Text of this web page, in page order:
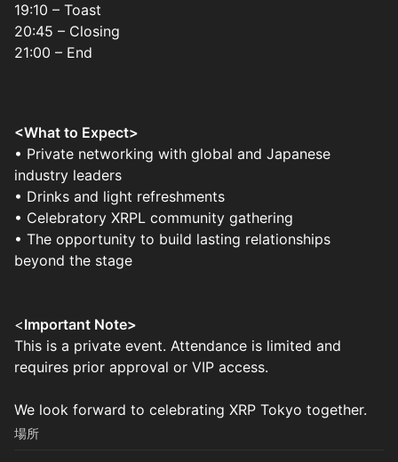
19:10 – Toast
20:45 – Closing
21:00 – End
<What to Expect>
• Private networking with global and Japanese
industry leaders
• Drinks and light refreshments
• Celebratory XRPL community gathering
• The opportunity to build lasting relationships
beyond the stage
<Important Note>
This is a private event. Attendance is limited and
requires prior approval or VIP access.
We look forward to celebrating XRP Tokyo together.
場所